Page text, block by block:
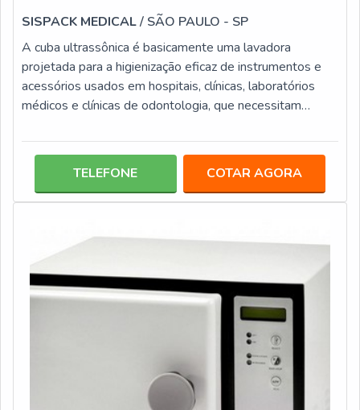
SISPACK MEDICAL/ SÃO PAULO - SP
A cuba ultrassônica é basicamente uma lavadora
projetada para a higienização eficaz de instrumentos e
acessórios usados em hospitais, clínicas, laboratórios
médicos e clínicas de odontologia, que necessitam
artigos.Informações específicas do
efetuam a higienização dos elementos por meio de
cavitação, o que possibilita uma limpeza profunda de até
TELEFONE COTAR AGORA